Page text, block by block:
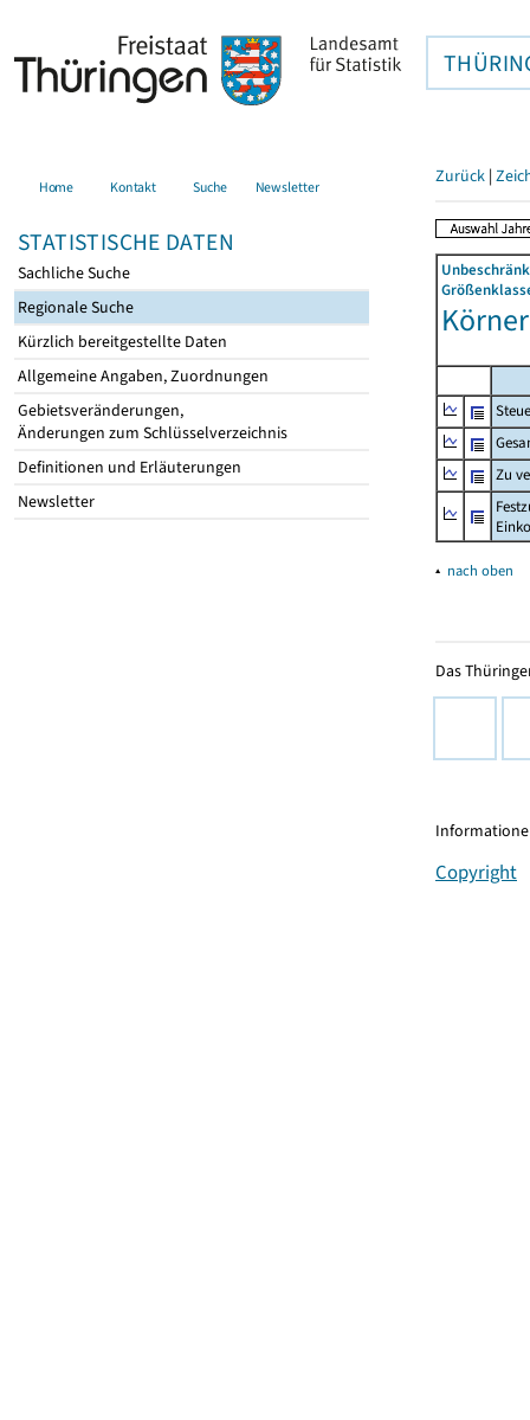
Home Kontakt Suche Newsletter
STATISTISCHE DATEN
Sachliche Suche
Regionale Suche
Kürzlich bereitgestellte Daten
Allgemeine Angaben, Zuordnungen
Gebietsveränderungen,
Änderungen zum Schlüsselverzeichnis
Definitionen und Erläuterungen
Newsletter
Zurück |
Zu
▴ nach oben
Das
Copyright